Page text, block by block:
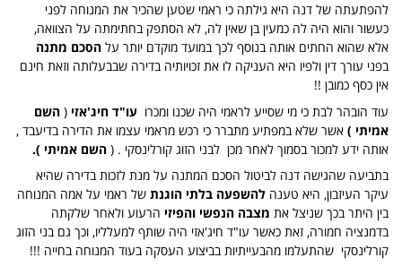
להפתעתה של דנה היא גילתה כי ראמי שטען שהכיר את המנוחה לפני
כעשור והוא היה לה כמעין בן שאין לה, לא הסתפק בחתימתה על הצוואה,
אלא שהוא החתים אותה בנוסף לכך במועד מוקדם יותר על הסכם מתנה
בפני עורך דין ולפיו היא העניקה לו את זכויותיה בדירה שבבעלותה וזאת חינם
אין כסף כמובן !!
עוד הובהר לבת כי מי שסייע לראמי היה שכנו ומכרו עו"ד חיג'אזי ( השם
אמיתי ) אשר שלא במפתיע מתברר כי רכש מראמי עצמו את הדירה בדיעבד ,
אותה ידע למכור בסמוך לאחר מכן לבני הזוג קורלינסקי . ( השם אמיתי ).
בתביעה שהגישה דנה לביטול הסכם המתנה על מנת לזכות בדירה שהיא
עיקר העיזבון, היא טענה להשפעה בלתי הוגנת של ראמי על אמה המנוחה
בין היתר בכך שניצל את מצבה הנפשי והפיזי הרעוע ולאחר שלקתה
בדמנציה חמורה, זאת כאשר עו"ד חיג'אזי היה שותף למעלליו, וכך גם בני הזוג
קורלינסקי שהתעלמו מהבעייתיות בביצוע העסקה בעוד המנוחה בחייה !!!